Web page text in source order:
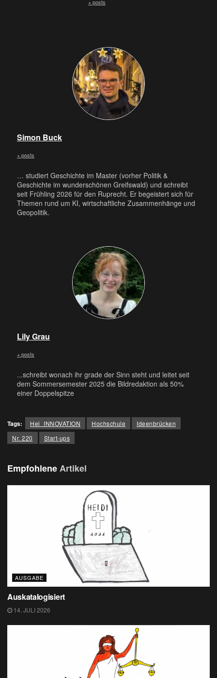
+ posts
Simon Buck
+ posts
… studiert Geschichte im Master (vorher Politik &
Geschichte im wunderschönen Greifswald) und schreibt
seit Frühling 2026 für den Ruprecht. Er begeistert sich für
Themen rund um KI, wirtschaftliche Zusammenhänge und
Geopolitik.
Lily Grau
+ posts
...schreibt wonach ihr grade der Sinn steht und leitet seit
dem Sommersemester 2025 die Bildredaktion als 50%
einer Doppelspitze
Tags: Hei_INNOVATION Hochschule
Ideenbrücken
Nr. 220
Start-ups
EmpfohleneArtikel
AUSGABE
Auskatalogisiert
14. JULI 2026